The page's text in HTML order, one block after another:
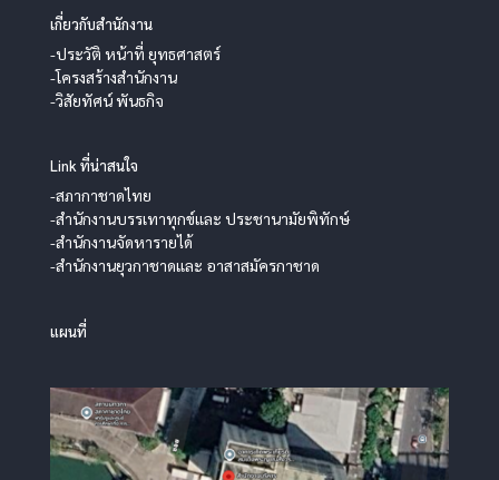
เกี่ยวกับสำนักงาน
-ประวัติ หน้าที่ ยุทธศาสตร์
-โครงสร้างสำนักงาน
-วิสัยทัศน์ พันธกิจ
Link ที่น่าสนใจ
-สภากาชาดไทย
-สำนักงานบรรเทาทุกข์และ ประชานามัยพิทักษ์
-สำนักงานจัดหารายได้
-สำนักงานยุวกาชาดและ อาสาสมัครกาชาด
แผนที่